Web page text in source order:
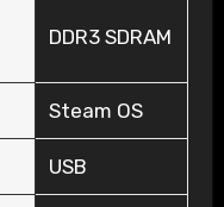
‎DDR3 SDRAM
‎Steam OS
‎USB